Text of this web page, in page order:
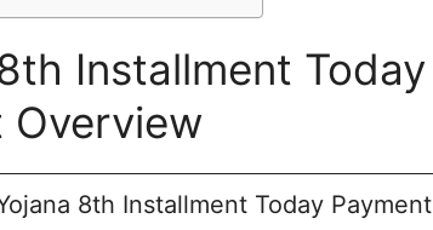
Installment Today
Overview
8th Installment Today Payment